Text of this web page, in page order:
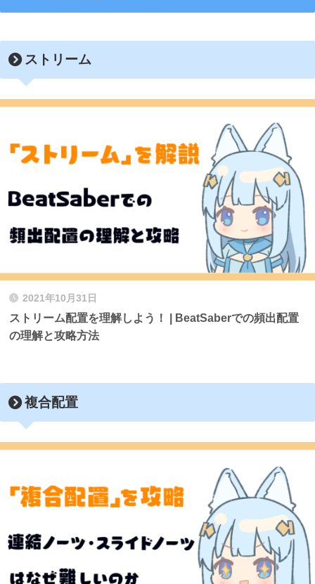
ストリーム
2021年10月31日
ストリーム配置を理解しよう！ | BeatSaberでの頻出配置
の理解と攻略方法
複合配置